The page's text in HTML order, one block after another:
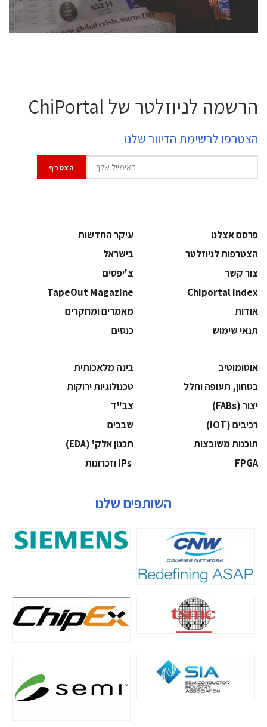
לחץ לפרטים
הרשמה לניוזלטר של ChiPortal
הצטרפו לרשימת הדיוור שלנו
פרסם אצלנו
עיקר החדשות
הצטרפות לניוזלטר
בישראל
צור קשר
צ'יפסים
Chiportal Index
TapeOut Magazine
אודות
מאמרים ומחקרים
תנאי שימוש
כנסים
אוטומוטיב
בינה מלאכותית
בטחון, תעופה וחלל
‫טכנולוגיות ירוקות‬
‫יצור (‪(FABs‬‬
‫צב"ד‬
‫רכיבים‬ (IOT)
‫שבבים‬
‫תוכנות משובצות‬
‫תכנון אלק' (‪(EDA‬‬
‫‪FPGA‬‬
השותפים שלנו